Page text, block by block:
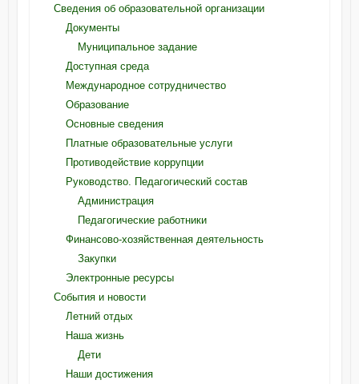
Сведения об образовательной организации
Документы
Муниципальное задание
Доступная среда
Международное сотрудничество
Образование
Основные сведения
Платные образовательные услуги
Противодействие коррупции
Руководство. Педагогический состав
Администрация
Педагогические работники
Финансово-хозяйственная деятельность
Закупки
Электронные ресурсы
События и новости
Летний отдых
Наша жизнь
Дети
Наши достижения